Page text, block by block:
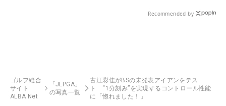
Recommended by
ゴルフ総合
サイト
ALBA Net
「JLPGA」
の写真一覧
古江彩佳がBSの未発表アイアンをテス
ト “1分刻み”を実現するコントロール性能
に「惚れました！」